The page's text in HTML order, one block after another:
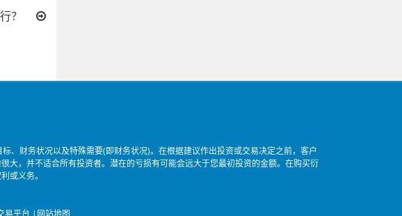
？
、财务状况以及特殊需要(即财务状况)。在根据建议作出投资或交易决定之前，客户
大，并不适合所有投资者。潜在的亏损有可能会远大于您最初投资的金额。在购买衍
或义务。